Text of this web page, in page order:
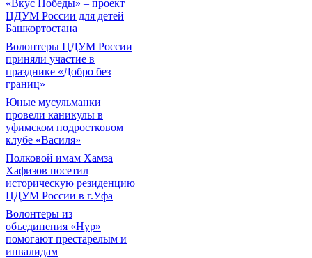
«Вкус Победы» – проект
ЦДУМ России для детей
Башкортостана
Волонтеры ЦДУМ России
приняли участие в
празднике «Добро без
границ»
Юные мусульманки
провели каникулы в
уфимском подростковом
клубе «Василя»
Полковой имам Хамза
Хафизов посетил
историческую резиденцию
ЦДУМ России в г.Уфа
Волонтеры из
объединения «Нур»
помогают престарелым и
инвалидам